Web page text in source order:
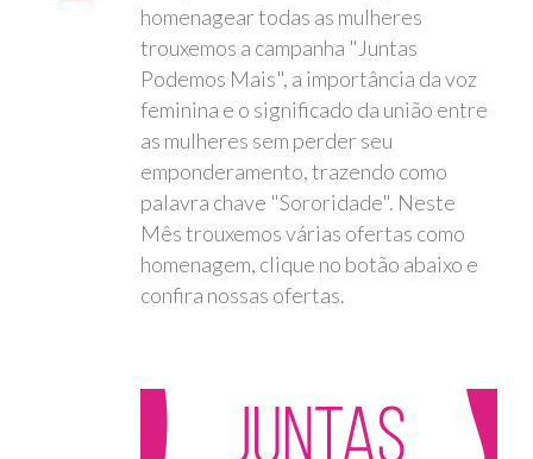
homenagear todas as mulheres
trouxemos a campanha "Juntas
Podemos Mais", a importância da voz
feminina e o significado da união entre
as mulheres sem perder seu
emponderamento, trazendo como
palavra chave "Sororidade". Neste
Mês trouxemos várias ofertas como
homenagem, clique no botão abaixo e
confira nossas ofertas.